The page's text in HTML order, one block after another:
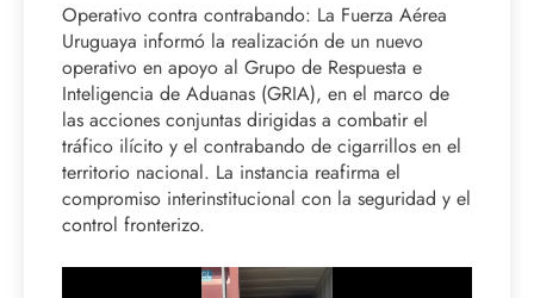
Operativo contra contrabando: La Fuerza Aérea
Uruguaya informó la realización de un nuevo
operativo en apoyo al Grupo de Respuesta e
Inteligencia de Aduanas (GRIA), en el marco de
las acciones conjuntas dirigidas a combatir el
tráfico ilícito y el contrabando de cigarrillos en el
territorio nacional. La instancia reafirma el
compromiso interinstitucional con la seguridad y el
control fronterizo.